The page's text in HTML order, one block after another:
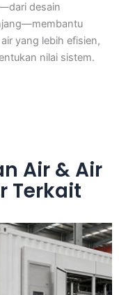
desain
yang lebih efisien,
nilai sistem.
Air & Air
Terkait